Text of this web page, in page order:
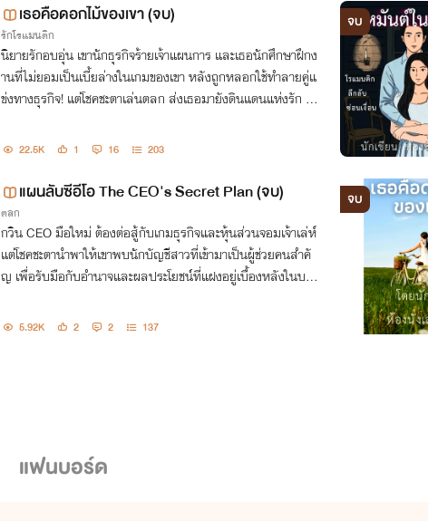
เธอคือดอกไม้ของเขา (จบ)
รักโรแมนติก
นิยายรักอบอุ่น เขานักธุรกิจร้ายเจ้าแผนการ และเธอนักศึกษาฝึกง
านที่ไม่ยอมเป็นเบี้ยล่างในเกมของเขา หลังถูกหลอกใช้ทำลายคู่แ
ข่งทางธุรกิจ! แต่โชคชะตาเล่นตลก ส่งเธอมายังดินแดนแห่งรัก ส
22.5K 1 16 203
จบ
แผนลับซีอีโอ The CEO's Secret Plan (จบ)
ตลก
กวิน CEO มือใหม่ ต้องต่อสู้กับเกมธุรกิจและหุ้นส่วนจอมเจ้าเล่ห์
แต่โชคชะตานำพาให้เขาพบนักบัญชีสาวที่เข้ามาเป็นผู้ช่วยคนสำคั
ญ เพื่อรับมือกับอำนาจและผลประโยชน์ที่แฝงอยู่เบื้องหลังในบริ
5.92K 2 2 137
จบ
แฟนบอร์ด